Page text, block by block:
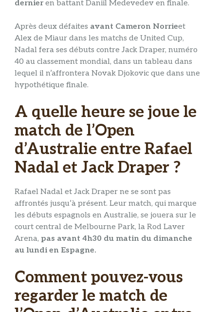
dernieren battant Daniil Medevedev en finale.
Après deux défaites avant Cameron Norrieet
Alex de Miaur dans les matchs de United Cup,
Nadal fera ses débuts contre Jack Draper, numéro
40 au classement mondial, dans un tableau dans
lequel il n’affrontera Novak Djokovic que dans une
hypothétique finale.
A quelle heure se joue le
match de l’Open
d’Australie entre Rafael
Nadal et Jack Draper ?
Rafael Nadal et Jack Draper ne se sont pas
affrontés jusqu’à présent. Leur match, qui marque
les débuts espagnols en Australie, se jouera sur le
court central de Melbourne Park, la Rod Laver
Arena, pas avant 4h30 du matin du dimanche
au lundi en Espagne.
Comment pouvez-vous
regarder le match de